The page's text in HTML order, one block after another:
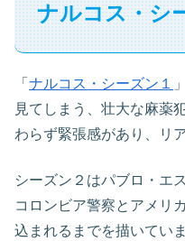
ナルコス・シ
「 ナルコス・シーズン１
見てしまう、壮大な麻薬
わらず緊張感があり、リ
シーズン２はパブロ・エ
コロンビア警察とアメリ
込まれるまでを描いていま